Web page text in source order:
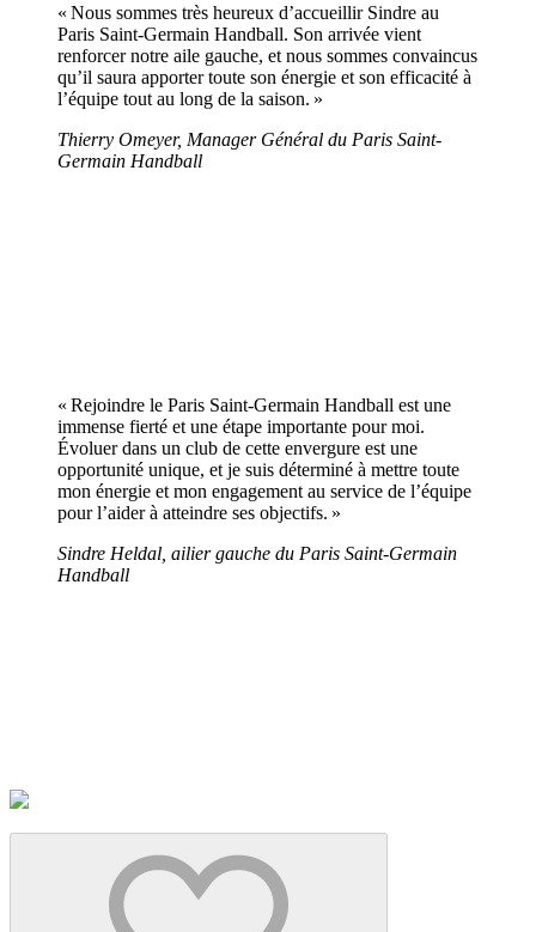
« Nous sommes très heureux d’accueillir Sindre au
Paris Saint-Germain Handball. Son arrivée vient
renforcer notre aile gauche, et nous sommes convaincus
qu’il saura apporter toute son énergie et son efficacité à
l’équipe tout au long de la saison. »
Thierry Omeyer, Manager Général du Paris Saint-
Germain Handball
« Rejoindre le Paris Saint-Germain Handball est une
immense fierté et une étape importante pour moi.
Évoluer dans un club de cette envergure est une
opportunité unique, et je suis déterminé à mettre toute
mon énergie et mon engagement au service de l’équipe
pour l’aider à atteindre ses objectifs. »
Sindre Heldal, ailier gauche du Paris Saint-Germain
Handball